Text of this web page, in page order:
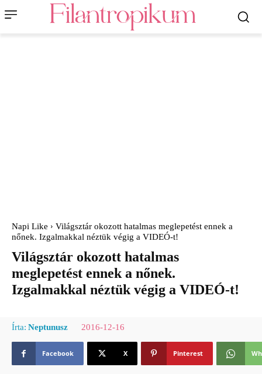
Napi Like
Világsztár okozott hatalmas meglepetést ennek a
nőnek. Izgalmakkal néztük végig a VIDEÓ-t!
Világsztár okozott hatalmas
meglepetést ennek a nőnek.
Izgalmakkal néztük végig a VIDEÓ-t!
Írta: Neptunusz 2016-12-16
Facebook X Pinterest